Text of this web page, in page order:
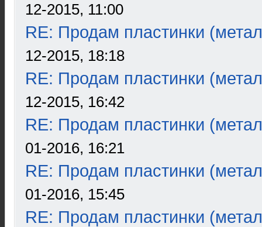
12-2015, 11:00
RE: Продам пластинки
12-2015, 18:18
RE: Продам пластинки
12-2015, 16:42
RE: Продам пластинки
01-2016, 16:21
RE: Продам пластинки
01-2016, 15:45
RE: Продам пластинки